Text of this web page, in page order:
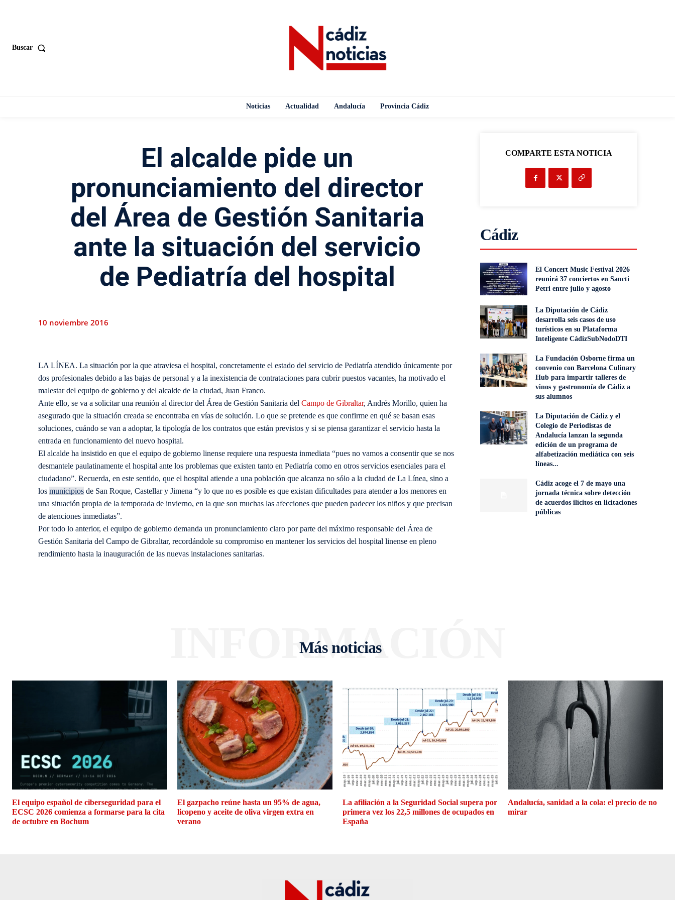
Buscar
Noticias Actualidad Andalucía Provincia Cádiz
El alcalde pide un
pronunciamiento del director
del Área de Gestión Sanitaria
ante la situación del servicio
de Pediatría del hospital
10 noviembre 2016
LA LÍNEA. La situación por la que atraviesa el hospital, concretamente el estado del servicio de Pediatría atendido únicamente por
dos profesionales debido a las bajas de personal y a la inexistencia de contrataciones para cubrir puestos vacantes, ha motivado el
malestar del equipo de gobierno y del alcalde de la ciudad, Juan Franco.
Ante ello, se va a solicitar una reunión al director del Área de Gestión Sanitaria del Campo de Gibraltar, Andrés Morillo, quien ha
asegurado que la situación creada se encontraba en vías de solución. Lo que se pretende es que confirme en qué se basan esas
soluciones, cuándo se van a adoptar, la tipología de los contratos que están previstos y si se piensa garantizar el servicio hasta la
entrada en funcionamiento del nuevo hospital.
El alcalde ha insistido en que el equipo de gobierno linense requiere una respuesta inmediata “pues no vamos a consentir que se nos
desmantele paulatinamente el hospital ante los problemas que existen tanto en Pediatría como en otros servicios esenciales para el
ciudadano”. Recuerda, en este sentido, que el hospital atiende a una población que alcanza no sólo a la ciudad de La Línea, sino a
los municipios de San Roque, Castellar y Jimena “y lo que no es posible es que existan dificultades para atender a los menores en
una situación propia de la temporada de invierno, en la que son muchas las afecciones que pueden padecer los niños y que precisan
de atenciones inmediatas”.
Por todo lo anterior, el equipo de gobierno demanda un pronunciamiento claro por parte del máximo responsable del Área de
Gestión Sanitaria del Campo de Gibraltar, recordándole su compromiso en mantener los servicios del hospital linense en pleno
rendimiento hasta la inauguración de las nuevas instalaciones sanitarias.
COMPARTE ESTA NOTICIA
Cádiz
El Concert Music Festival 2026
reunirá 37 conciertos en Sancti
Petri entre julio y agosto
La Diputación de Cádiz
desarrolla seis casos de uso
turísticos en su Plataforma
Inteligente CádizSubNodoDTI
La Fundación Osborne firma un
convenio con Barcelona Culinary
Hub para impartir talleres de
vinos y gastronomía de Cádiz a
sus alumnos
La Diputación de Cádiz y el
Colegio de Periodistas de
Andalucía lanzan la segunda
edición de un programa de
alfabetización mediática con seis
líneas...
Cádiz acoge el 7 de mayo una
jornada técnica sobre detección
de acuerdos ilícitos en licitaciones
públicas
Más noticias
INFORMACIÓN
El equipo español de ciberseguridad para el
ECSC 2026 comienza a formarse para la cita
de octubre en Bochum
El gazpacho reúne hasta un 95% de agua,
licopeno y aceite de oliva virgen extra en
verano
La afiliación a la Seguridad Social supera por
primera vez los 22,5 millones de ocupados en
España
Andalucía, sanidad a la cola: el precio de no
mirar